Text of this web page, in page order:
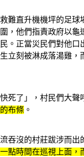
難直升機機坪的足球
，他們指責政府以龜
。正當災民們對他口
立刻被淋成落湯雞，
死了」，村民們大聲
布條 。
吞沒的村莊跋涉而出
點時間在巡視上面，